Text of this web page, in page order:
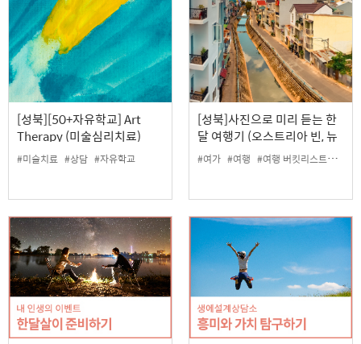
[성북][50+자유학교] Art
Therapy (미술심리치료)
#미술치료 #상담 #자유학교
[성북]사진으로 미리 듣는 한
달 여행기 (오스트리아 빈, 뉴
질랜드 남섬)
#여가 #여행 #여행 버킷리스트 #자유